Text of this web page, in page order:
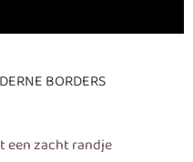
BORDERS
een zacht randje